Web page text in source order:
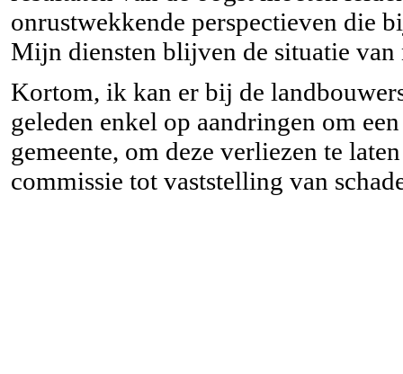
onrustwekkende perspectieven die
Mijn diensten blijven de situatie
Kortom, ik kan er bij de
geleden enkel op aandringen om
gemeente, om deze verliezen te
commissie tot vaststelling van